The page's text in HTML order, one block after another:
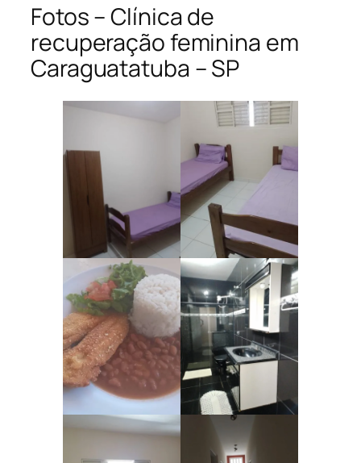
Fotos – Clínica de
recuperação feminina em
Caraguatatuba – SP